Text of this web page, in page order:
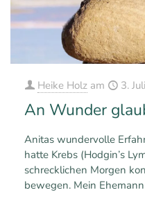
Heike Holz am 3.
An Wunder
Anitas wundervolle
hatte Krebs (Hodgin’s
schrecklichen Morgen
bewegen. Mein